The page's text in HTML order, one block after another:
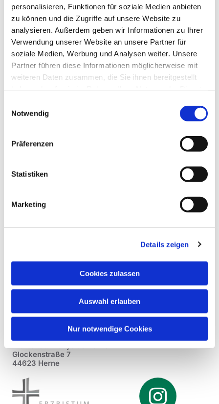
personalisieren, Funktionen für soziale Medien anbieten
zu können und die Zugriffe auf unsere Website zu
analysieren. Außerdem geben wir Informationen zu Ihrer
Verwendung unserer Website an unsere Partner für
soziale Medien, Werbung und Analysen weiter. Unsere
Partner führen diese Informationen möglicherweise mit
weiteren Daten zusammen, die Sie ihnen bereitgestellt
Notwendig
Präferenzen
Statistiken
Marketing
Details zeigen
Cookies zulassen
Auswahl erlauben
Nur notwendige Cookies
Dienstag, 21. Juli 2026, 14:30 Uhr
Gemeindehaus St. Dreifaltigkeit,
Börsinghauser Str. 60, 44627
Herne
Glockenstraße 7
44623 Herne